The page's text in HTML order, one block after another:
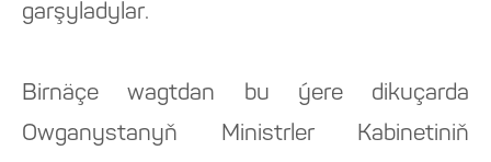
garşyladylar.
Birnäçe wagtdan bu ýere dikuçarda
Owganystanyň Ministrler Kabinetiniň